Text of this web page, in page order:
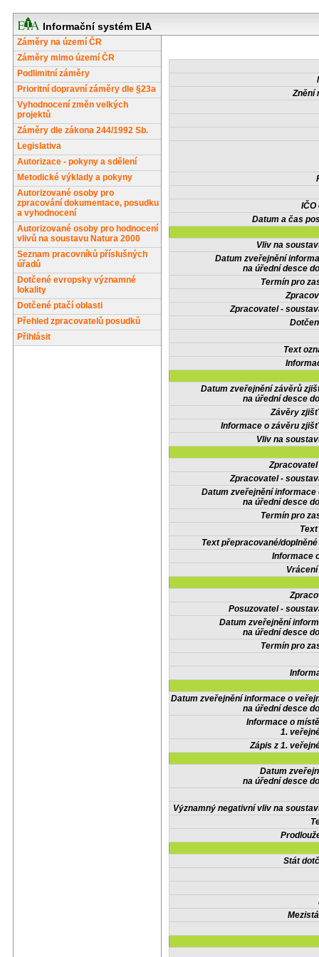
Informační systém EIA
Záměry na území ČR
Záměry mimo území ČR
Podlimitní záměry
Prioritní dopravní záměry dle §23a
Vyhodnocení změn velkých
projektů
Záměry dle zákona 244/1992 Sb.
Legislativa
Autorizace - pokyny a sdělení
Metodické výklady a pokyny
Autorizované osoby pro
zpracování dokumentace, posudku
a vyhodnocení
Autorizované osoby pro hodnocení
vlivů na soustavu Natura 2000
Seznam pracovníků příslušných
úřadů
Dotčené evropsky významné
lokality
Dotčené ptačí oblasti
Přehled zpracovatelů posudků
Přihlásit
Znění
IČO
Datum a čas
Vliv na
Datum zveřejnění
na úřední desce
Termín pro
Zpracovatel -
Text
Datum zveřejnění závěrů
na úřední desce
Závěry
Informace o závěru
Vliv na
Zpracovatel -
Datum zveřejnění informace
na úřední desce
Termín pro
Text přepracované/
Informace
Posuzovatel -
Datum zveřejnění
na úřední desce
Termín pro
Datum zveřejnění informace o
na úřední desce
Informace o
1.
Zápis z 1.
Datum
na úřední desce
Významný negativní vliv na
Stát